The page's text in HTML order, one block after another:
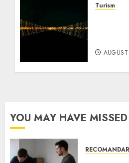
Turism
YOU MAY HAVE MISSED